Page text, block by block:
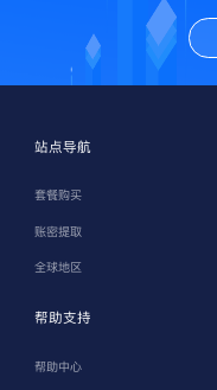
站点导航
套餐购买
账密提取
全球地区
帮助支持
帮助中心